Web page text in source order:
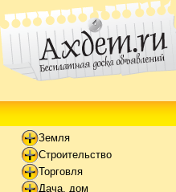
Земля
Строительство
Торговля
Дача, дом